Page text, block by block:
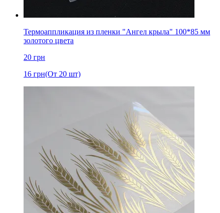
Термоаппликация из пленки "Ангел крыла" 100*85 мм
золотого цвета
20 грн
16 грн(От 20 шт)